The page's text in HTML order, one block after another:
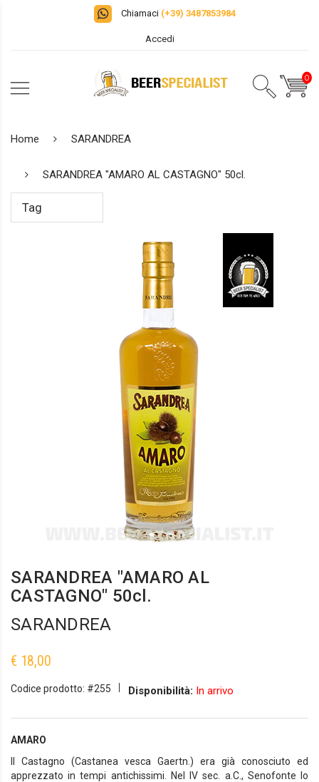
Chiamaci (+39) 3487853984
Accedi
0
Home SARANDREA
SARANDREA "AMARO AL CASTAGNO" 50cl.
Tag
SARANDREA "AMARO AL
CASTAGNO" 50cl.
SARANDREA
€ 18,00
Codice prodotto: #255 Disponibilità: In arrivo
AMARO
Il Castagno (Castanea vesca Gaertn.) era già conosciuto ed
apprezzato in tempi antichissimi. Nel IV sec. a.C., Senofonte lo